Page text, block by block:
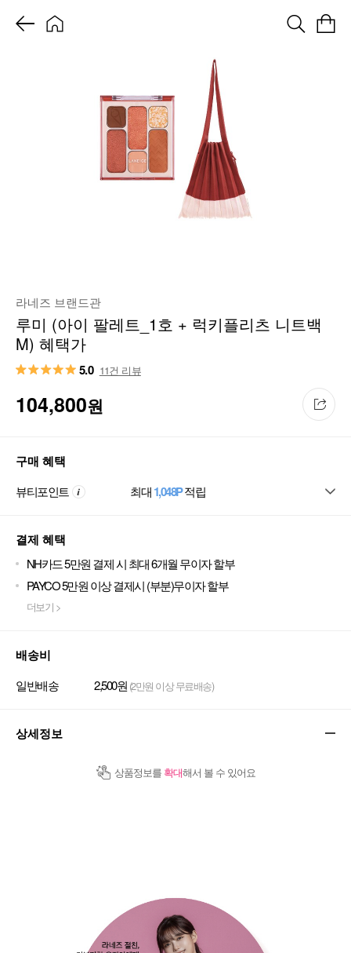
라네즈 브랜드관
루미 (아이 팔레트_1호 + 럭키플리츠 니트백
M) 혜택가
5.0 11건 리뷰
104,800원
구매 혜택
뷰티포인트 최대1,048P적립
결제 혜택
NH카드 5만원 결제 시 최대 6개월 무이자 할부
PAYCO 5만원 이상 결제시 (부분)무이자 할부
더보기 >
배송비
일반배송 2,500원 (2만원 이상 무료배송)
상세정보
상품정보를 확대해서 볼 수 있어요